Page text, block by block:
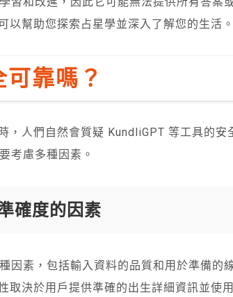
以幫助您探索占星學並深入了解您的生活。
靠嗎？
，人們自然會質疑 KundliGPT 等工具的安
考慮多種因素。
確度的因素
因素，包括輸入資料的品質和用於準備的
取決於用戶提供準確的出生詳細資訊並使